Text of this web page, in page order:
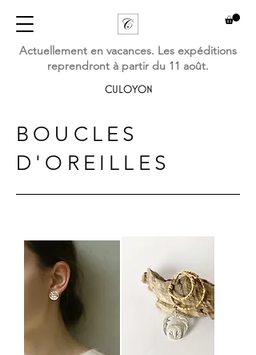
CULOYON
Actuellement en vacances. Les expéditions
reprendront à partir du 11 août.
BOUCLES
D'OREILLES